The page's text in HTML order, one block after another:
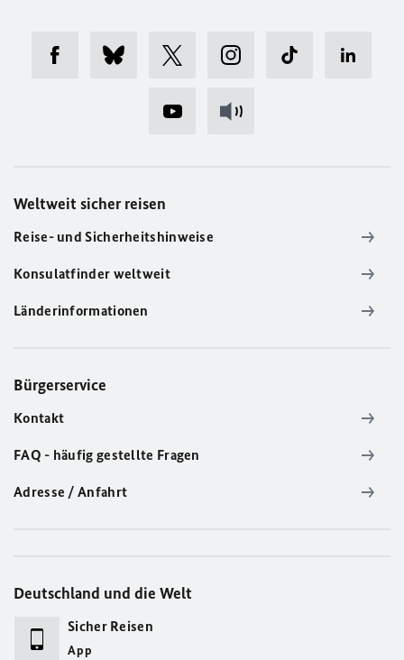
Weltweit sicher reisen
Reise- und Sicherheitshinweise
Konsulatfinder weltweit
Länderinformationen
Bürgerservice
Kontakt
FAQ - häufig gestellte Fragen
Adresse / Anfahrt
Deutschland und die Welt
Sicher Reisen
App